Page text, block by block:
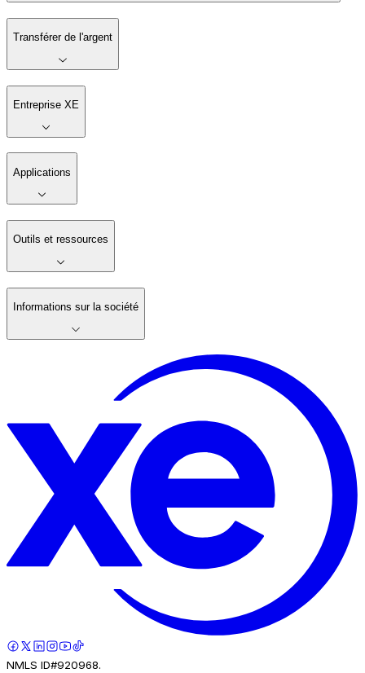
Transférer de l'argent
Entreprise XE
Applications
Outils et ressources
Informations sur la société
NMLS ID#920968.